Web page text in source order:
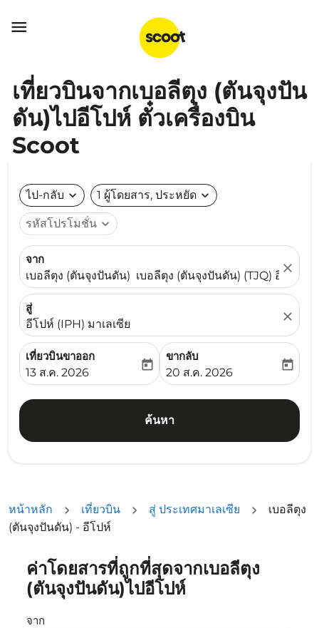

เที่ยวบินจากเบอลีตุง (ตันจุงปัน
ดัน)ไปอีโปห์ ตั๋วเครื่องบิน
Scoot
ไป-กลับ expand_more 1 ผู้โดยสาร, ประหยัด expand_more
รหัสโปรโมชั่น expand_more
จาก
เบอลีตุง (ตันจุงปันดัน) เบอลีตุง (ตันจุงปันดัน) (TJQ) อินโดนีเ
close
สู่
อีโปห์ (IPH) มาเลเซีย
close
เที่ยวบินขาออก
fc-booking-departure-date-aria-label
13 ส.ค. 2026
today
ขากลับ
fc-booking-return-date-
20 ส.ค. 2026
today
ค้นหา
หน้าหลัก เที่ยวบิน สู่ ประเทศมาเลเซีย
เบอลีตุง
(ตันจุงปันดัน) - อีโปห์
ค่าโดยสารที่ถูกที่สุดจากเบอลีตุง
(ตันจุงปันดัน)ไปอีโปห์
จาก
ลองอัปเดตเส้นทางของคุณ (ต้นทางและ/หรือปลายทาง) หรื